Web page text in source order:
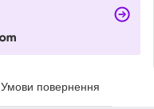
Умови повернення